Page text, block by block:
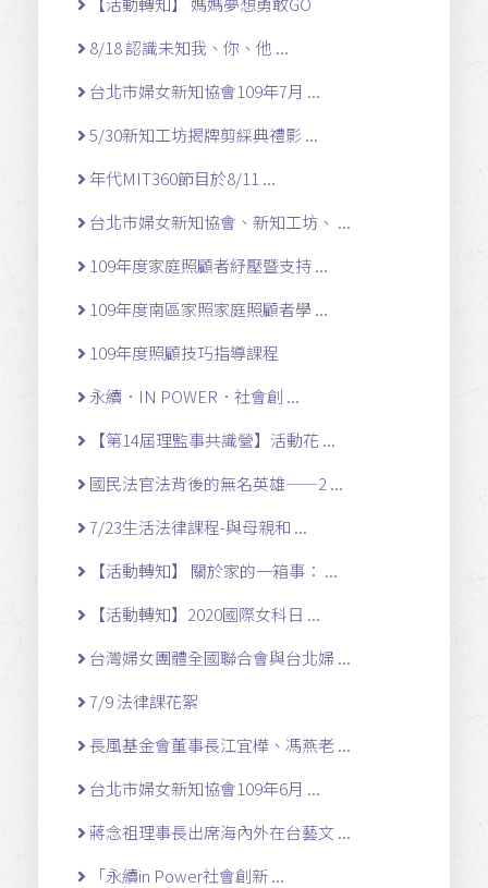
8/18 認識未知我、你、他 ...
台北市婦女新知協會109年7月 ...
5/30新知工坊揭牌剪綵典禮影 ...
年代MIT360節目於8/11 ...
台北市婦女新知協會、新知工坊、 ...
109年度家庭照顧者紓壓暨支持 ...
109年度南區家照家庭照顧者學 ...
109年度照顧技巧指導課程
永續．IN POWER．社會創 ...
【第14屆理監事共識營】活動花 ...
國民法官法背後的無名英雄——2 ...
7/23生活法律課程-與母親和 ...
【活動轉知】 關於家的一箱事： ...
【活動轉知】2020國際女科日 ...
台灣婦女團體全國聯合會與台北婦 ...
7/9 法律課花絮
長風基金會董事長江宜樺、馮燕老 ...
台北市婦女新知協會109年6月 ...
蔣念祖理事長出席海內外在台藝文 ...
「永續in Power社會創新 ...